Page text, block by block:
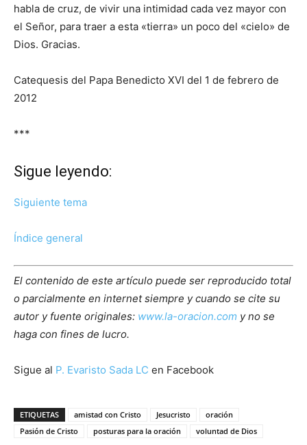
habla de cruz, de vivir una intimidad cada vez mayor con
el Señor, para traer a esta «tierra» un poco del «cielo» de
Dios. Gracias.
Catequesis del Papa Benedicto XVI del 1 de febrero de
2012
***
Sigue leyendo:
Siguiente tema
Índice general
El contenido de este artículo puede ser reproducido total
o parcialmente en internet siempre y cuando se cite su
autor y fuente originales: www.la-oracion.com y no se
haga con fines de lucro.
Sigue al P. Evaristo Sada LC en Facebook
ETIQUETAS amistad con Cristo Jesucristo
oración
Pasión de Cristo
posturas para la oración voluntad de Dios